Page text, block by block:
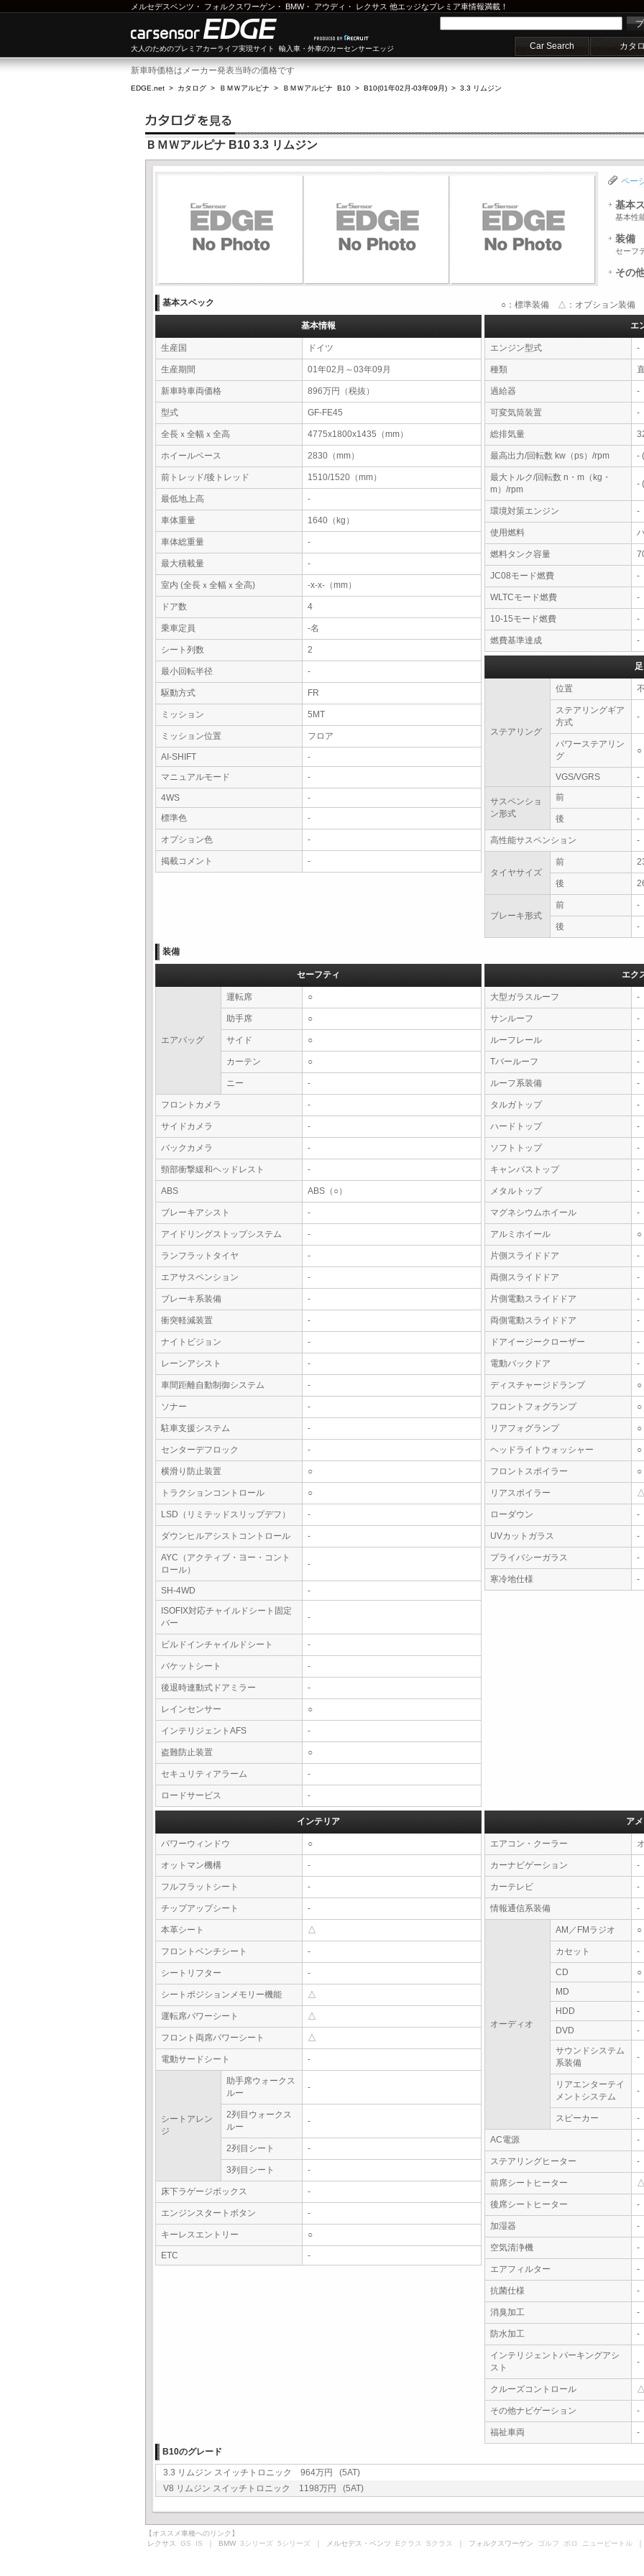
メルセデスベンツ ・ フォルクスワーゲン ・ BMW・ アウディ ・ レクサス 他エッジなプレミア車情報満載！
大人のためのプレミアカーライフ実現サイト 輸入車・外車のカーセンサーエッジ Car Search カタ
新車時価格はメーカー発表当時の価格です
EDGE.net > カタログ > ＢＭＷアルピナ > ＢＭＷアルピナ B10 > B10(01年02月-03年09月) > 3.3 リムジン
ＢＭＷアルピナ B10 3.3 リムジン
ペー
基本
基本性
装備
セーフ
その
基本スペック ○：標準装備 △：オプション装備 -
基本情報
生産国 ドイツ
生産期間 01年02月～03年09月
新車時車両価格 896万円（税抜）
型式 GF-FE45
全長ｘ全幅ｘ全高 4775x1800x1435（mm）
ホイールベース 2830（mm）
前トレッド/後トレッド 1510/1520（mm）
最低地上高 -
車体重量 1640（kg）
車体総重量 -
最大積載量 -
室内 (全長ｘ全幅ｘ全高) -x-x-（mm）
ドア数 4
乗車定員 -名
シート列数 2
最小回転半径 -
駆動方式 FR
ミッション 5MT
ミッション位置 フロア
AI-SHIFT
-
マニュアルモード
-
4WS
-
標準色
-
オプション色 -
掲載コメント -
エ
エンジン型式 -
種類
過給器 -
可変気筒装置 -
総排気量
最高出力/回転数 kw（ps）/rpm -
最大トルク/回転数 n・m（kg・
m）/rpm
-
環境対策エンジン -
使用燃料
燃料タンク容量
JC08モード燃費 -
WLTCモード燃費 -
10-15モード燃費 -
燃費基準達成 -
ステアリング
位置
ステアリングギア
方式
-
パワーステアリン
グ
○
VGS/VGRS -
サスペンショ
ン形式
前 -
後 -
高性能サスペンション -
タイヤサイズ
前
後
ブレーキ形式
前 -
後 -
装備
セーフティ
エアバッグ
運転席 ○
助手席 ○
サイド ○
カーテン ○
ニー -
フロントカメラ -
サイドカメラ -
バックカメラ -
頸部衝撃緩和ヘッドレスト -
ABS ABS（○）
ブレーキアシスト -
アイドリングストップシステム -
ランフラットタイヤ -
エアサスペンション -
ブレーキ系装備 -
衝突軽減装置 -
ナイトビジョン -
レーンアシスト -
車間距離自動制御システム -
ソナー -
駐車支援システム -
センターデフロック -
横滑り防止装置 ○
トラクションコントロール ○
LSD（リミテッドスリップデフ） -
ダウンヒルアシストコントロール -
AYC（アクティブ・ヨー・コント
ロール）
-
SH-4WD
-
ISOFIX対応チャイルドシート固定
バー
-
ビルドインチャイルドシート -
バケットシート -
後退時連動式ドアミラー -
レインセンサー ○
インテリジェントAFS -
盗難防止装置 ○
セキュリティアラーム -
ロードサービス -
エク
大型ガラスルーフ -
サンルーフ -
ルーフレール -
Tバールーフ -
ルーフ系装備 -
タルガトップ -
ハードトップ -
ソフトトップ -
キャンバストップ -
メタルトップ -
マグネシウムホイール -
アルミホイール ○
片側スライドドア -
両側スライドドア -
片側電動スライドドア -
両側電動スライドドア -
ドアイージークローザー -
電動バックドア -
ディスチャージドランプ ○
フロントフォグランプ ○
リアフォグランプ ○
ヘッドライトウォッシャー ○
フロントスポイラー ○
リアスポイラー
ローダウン -
UVカットガラス -
プライバシーガラス -
寒冷地仕様 -
インテリア
パワーウィンドウ ○
オットマン機構 -
フルフラットシート -
チップアップシート -
本革シート △
フロントベンチシート -
シートリフター -
シートポジションメモリー機能 △
運転席パワーシート △
フロント両席パワーシート △
電動サードシート -
シートアレン
ジ
助手席ウォークス
ルー
-
2列目ウォークス
ルー
-
2列目シート -
3列目シート -
床下ラゲージボックス -
エンジンスタートボタン -
キーレスエントリー ○
ETC -
ア
エアコン・クーラー
カーナビゲーション -
カーテレビ -
情報通信系装備 -
オーディオ
AM／FMラジオ ○
カセット -
CD
○
MD
-
HDD
-
DVD
-
サウンドシステム
系装備
-
リアエンターテイ
メントシステム
-
スピーカー -
AC電源 -
ステアリングヒーター -
前席シートヒーター
後席シートヒーター -
加湿器 -
空気清浄機 -
エアフィルター -
抗菌仕様 -
消臭加工 -
防水加工 -
インテリジェントパーキングアシ
スト
-
クルーズコントロール
その他ナビゲーション -
福祉車両
-
B10のグレード
3.3 リムジン スイッチトロニック 964万円 (5AT)
V8 リムジン スイッチトロニック 1198万円 (5AT)
【オススメ車種へのリンク】
レクサス GS IS ｜ BMW 3シリーズ 5シリーズ ｜ メルセデス・ベンツ Eクラス Sクラス ｜ フォルクスワーゲン ゴルフ ポロ ニュービートル